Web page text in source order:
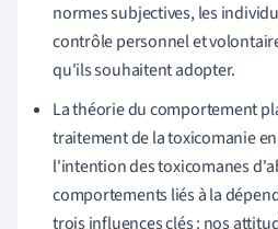
normes subjectives, les
contrôle personnel et
qu'ils souhaitent adopter.
La théorie du comportement
traitement de la toxicomanie
l'intention des toxicomanes
comportements liés à la
trois influences clés : nos